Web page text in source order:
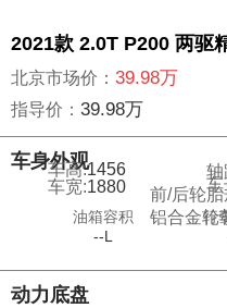
2021款 2.0T P200 两驱
北京市场价： 39.98万
指导价： 39.98万
车身外观
车
车宽:1880
车高:1456 轴
前/后轮
铝合金轮
油箱容积
--L
行
动力底盘